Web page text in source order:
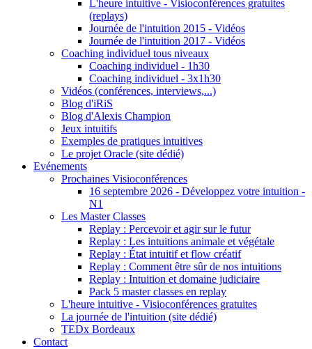
L'heure intuitive - Visioconférences gratuites
(replays)
Journée de l'intuition 2015 - Vidéos
Journée de l'intuition 2017 - Vidéos
Coaching individuel tous niveaux
Coaching individuel - 1h30
Coaching individuel - 3x1h30
Vidéos (conférences, interviews,...)
Blog d'iRiS
Blog d'Alexis Champion
Jeux intuitifs
Exemples de pratiques intuitives
Le projet Oracle (site dédié)
Evénements
Prochaines Visioconférences
16 septembre 2026 - Développez votre intuition -
N1
Les Master Classes
Replay : Percevoir et agir sur le futur
Replay : Les intuitions animale et végétale
Replay : État intuitif et flow créatif
Replay : Comment être sûr de nos intuitions
Replay : Intuition et domaine judiciaire
Pack 5 master classes en replay
L'heure intuitive - Visioconférences gratuites
La journée de l'intuition (site dédié)
TEDx Bordeaux
Contact